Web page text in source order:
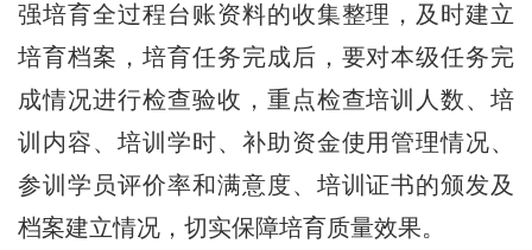
强培育全过程台账资料的收集整理，及时建立
培育档案，培育任务完成后，要对本级任务完
成情况进行检查验收，重点检查培训人数、培
训内容、培训学时、补助资金使用管理情况、
参训学员评价率和满意度、培训证书的颁发及
档案建立情况，切实保障培育质量效果。